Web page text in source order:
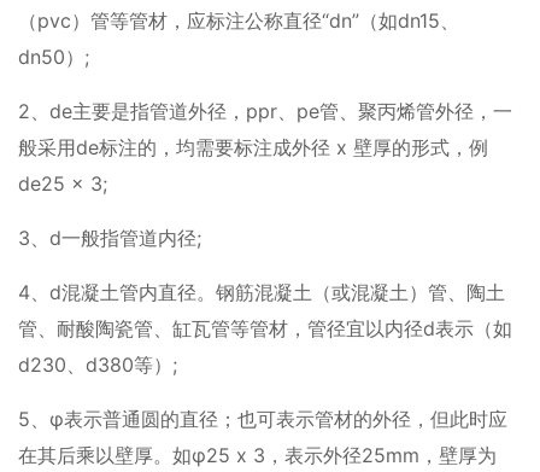
（pvc）管等管材，应标注公称直径“dn”（如dn15、
dn50）;
2、de主要是指管道外径，ppr、pe管、聚丙烯管外径，一
般采用de标注的，均需要标注成外径 x 壁厚的形式，例
de25 x 3;
3、d一般指管道内径;
4、d混凝土管内直径。钢筋混凝土（或混凝土）管、陶土
管、耐酸陶瓷管、缸瓦管等管材，管径宜以内径d表示（如
d230、d380等）;
5、φ表示普通圆的直径；也可表示管材的外径，但此时应
在其后乘以壁厚。如φ25 x 3，表示外径25mm，壁厚为